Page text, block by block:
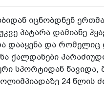
იცნობდნენ
პატარა დამიანე
დააყენა და
ქალდანები
სპორტიდან
24 წლის